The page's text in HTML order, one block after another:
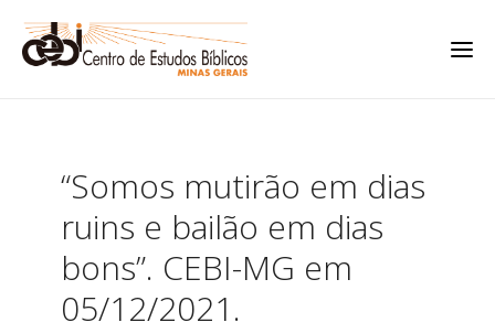
“Somos mutirão em dias
ruins e bailão em dias
bons”. CEBI-MG em
05/12/2021.